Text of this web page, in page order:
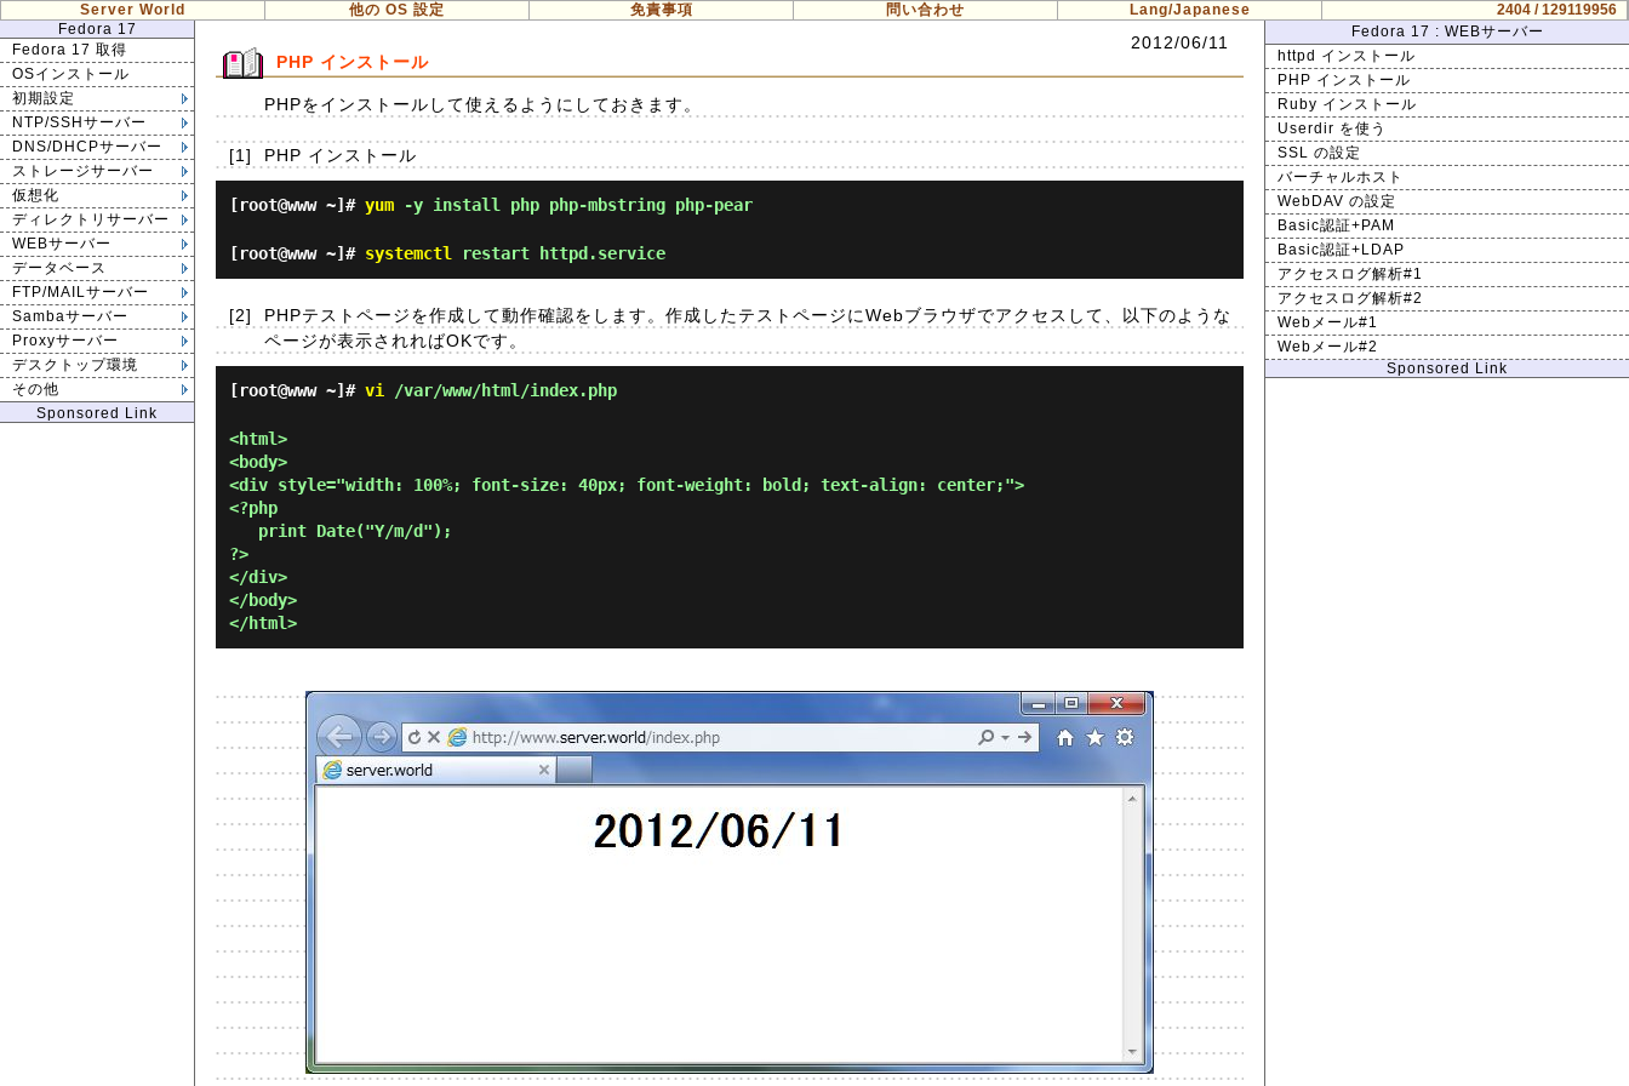
Server World 他の OS 設定 免責事項 問い合わせ Lang/Japanese
2404 / 129119956
Fedora 17
Fedora 17 取得
OSインストール
初期設定
NTP/SSHサーバー
DNS/DHCPサーバー
ストレージサーバー
仮想化
ディレクトリサーバー
WEBサーバー
データベース
FTP/MAILサーバー
Sambaサーバー
Proxyサーバー
デスクトップ環境
その他
Sponsored Link
PHP インストール
2012/06/11
PHPをインストールして使えるようにしておきます。
[1] PHP インストール
[root@www ~]# yum -y install php php-mbstring php-pear
[root@www ~]# systemctl restart httpd.service
[2]
PHPテストページを作成して動作確認をします。作成したテストページにWebブラウザでアクセスして、以下のような
ページが表示されればOKです。
[root@www ~]# vi /var/www/html/index.php
<html>
<body>
<div style="width: 100%; font-size: 40px; font-weight: bold; text-align: center;">
<?php
?>
</div>
</body>
Fedora 17 : WEBサーバー
httpd インストール
PHP インストール
Ruby インストール
Userdir を使う
SSL の設定
バーチャルホスト
WebDAV の設定
Basic認証+PAM
Basic認証+LDAP
アクセスログ解析#1
アクセスログ解析#2
Webメール#1
Webメール#2
Sponsored Link